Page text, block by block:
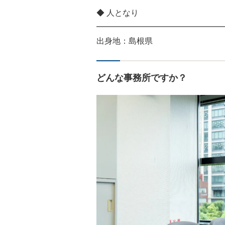
◆ 人となり
出身地：島根県
どんな事務所ですか？